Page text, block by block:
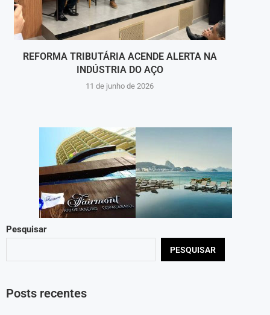
REFORMA TRIBUTÁRIA ACENDE ALERTA NA
INDÚSTRIA DO AÇO
11 de junho de 2026
Pesquisar
PESQUISAR
Posts recentes